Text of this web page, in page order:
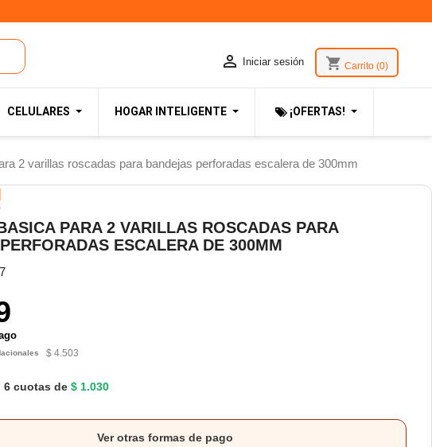
 Iniciar sesión shopping_cart Carrito (0)
CELULARES HOGAR INTELIGENTE ¡OFERTAS!
2 varillas roscadas para bandejas perforadas escalera de 300mm
PARA 2 VARILLAS ROSCADAS PARA
ESCALERA DE 300MM
$ 4.503
6 cuotas de $ 1.030
Ver otras formas de pago